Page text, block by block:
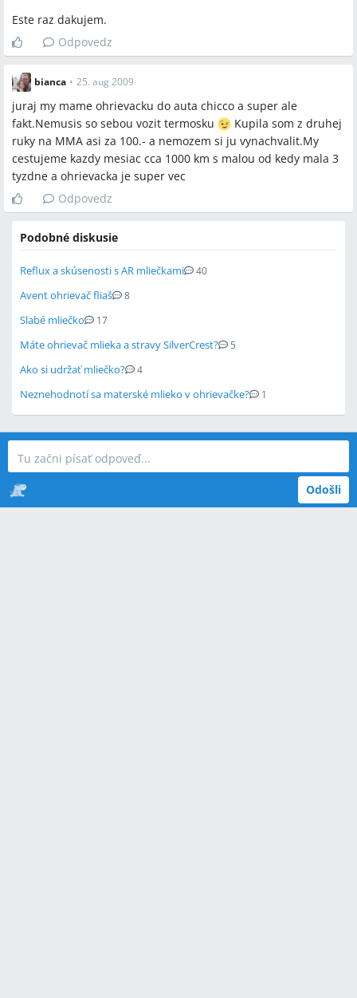
Este raz dakujem.
Odpovedz
bianca • 25. aug 2009
juraj my mame ohrievacku do auta chicco a super ale
fakt.Nemusis so sebou vozit termosku
Kupila som z druhej
ruky na MMA asi za 100.- a nemozem si ju vynachvalit.My
cestujeme kazdy mesiac cca 1000 km s malou od kedy mala 3
tyzdne a ohrievacka je super vec
Odpovedz
Podobné diskusie
Reflux a skúsenosti s AR mliečkami 40
Avent ohrievač fliaš 8
Slabé mliečko 17
Máte ohrievač mlieka a stravy SilverCrest? 5
Ako si udržať mliečko? 4
Neznehodnotí sa materské mlieko v ohrievačke? 1
Odošli